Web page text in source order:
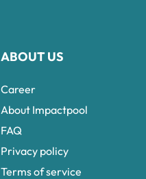
ABOUT US
Career
About Impactpool
FAQ
Privacy policy
Terms of service